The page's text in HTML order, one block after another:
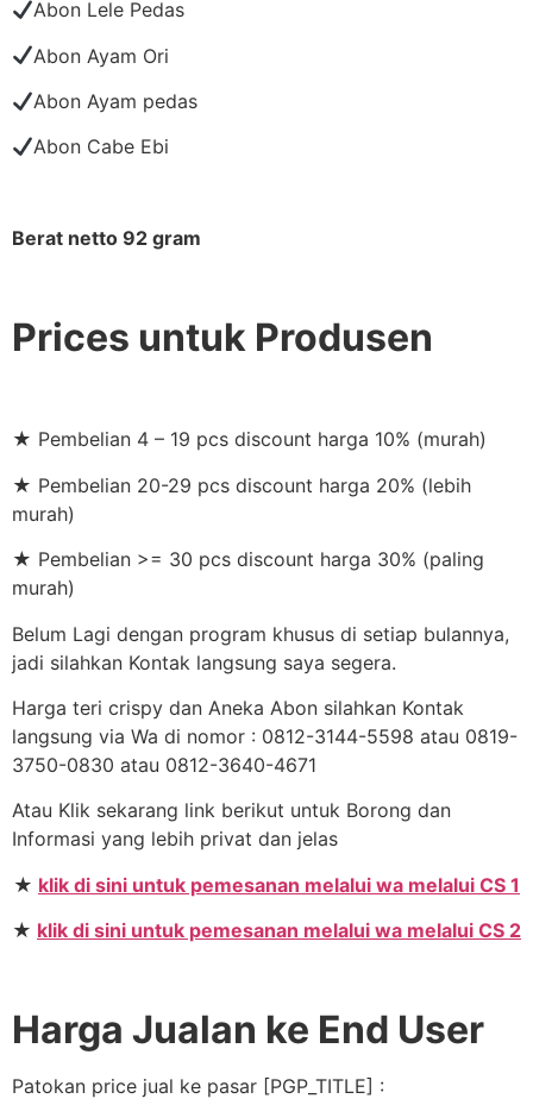
Abon Lele Pedas
Abon Ayam Ori
Abon Ayam pedas
Abon Cabe Ebi
Berat netto 92 gram
Prices untuk Produsen
★ Pembelian 4 – 19 pcs discount harga 10% (murah)
★ Pembelian 20-29 pcs discount harga 20% (lebih
murah)
★ Pembelian >= 30 pcs discount harga 30% (paling
murah)
Belum Lagi dengan program khusus di setiap bulannya,
jadi silahkan Kontak langsung saya segera.
Harga teri crispy dan Aneka Abon silahkan Kontak
langsung via Wa di nomor : 0812-3144-5598 atau 0819-
3750-0830 atau 0812-3640-4671
Atau Klik sekarang link berikut untuk Borong dan
Informasi yang lebih privat dan jelas
★ klik di sini untuk pemesanan melalui wa melalui CS 1
★ klik di sini untuk pemesanan melalui wa melalui CS 2
Harga Jualan ke End User
Patokan price jual ke pasar [PGP_TITLE] :